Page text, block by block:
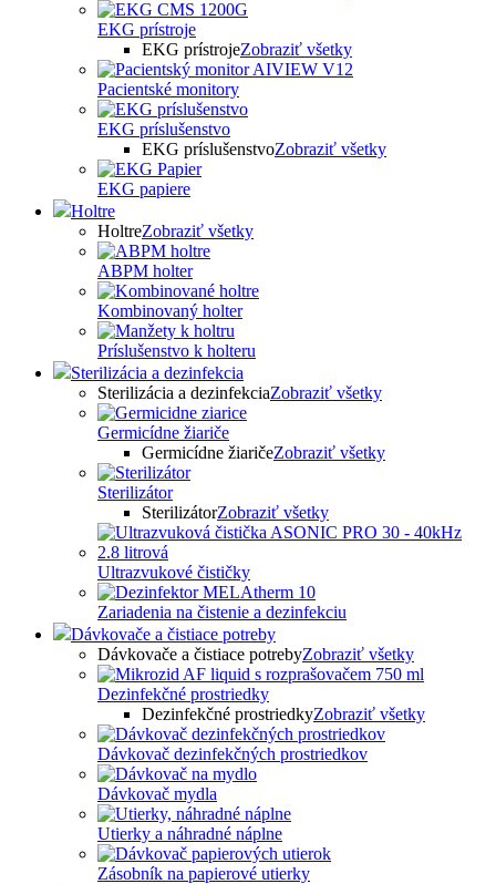
EKG prístroje
EKG prístrojeZobraziť všetky
Pacientské monitory
EKG príslušenstvo
EKG príslušenstvoZobraziť všetky
EKG papiere
Holtre
HoltreZobraziť všetky
ABPM holter
Kombinovaný holter
Príslušenstvo k holteru
Sterilizácia a dezinfekcia
Sterilizácia a dezinfekciaZobraziť všetky
Germicídne žiariče
Germicídne žiaričeZobraziť všetky
Sterilizátor
SterilizátorZobraziť všetky
Ultrazvukové čističky
Zariadenia na čistenie a dezinfekciu
Dávkovače a čistiace potreby
Dávkovače a čistiace potrebyZobraziť všetky
Dezinfekčné prostriedky
Dezinfekčné prostriedkyZobraziť všetky
Dávkovač dezinfekčných prostriedkov
Dávkovač mydla
Utierky a náhradné náplne
Zásobník na papierové utierky